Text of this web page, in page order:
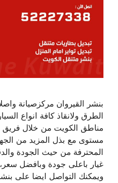
بنشر القيروان مركزصيانة
الطرق ولانقاذ كافة انواع
مناطق الكويت من خلال
مستوى مع بذل المزيد من
المحترفة من حيث الجودة
غيار باعلى جودة وبافضل سعر،
ويمكنك التواصل ايضا على